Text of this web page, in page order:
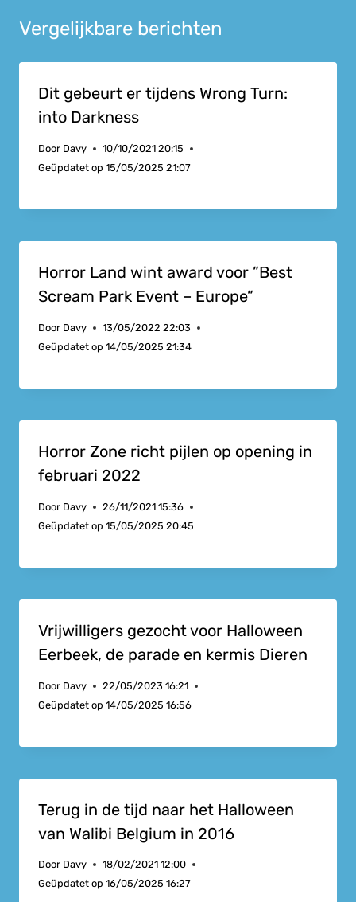
Vergelijkbare berichten
Dit gebeurt er tijdens Wrong Turn:
into Darkness
Door Davy
10/10/2021 20:15
Geüpdatet op 15/05/2025 21:07
Horror Land wint award voor ”Best
Scream Park Event – Europe”
Door Davy
13/05/2022 22:03
Geüpdatet op 14/05/2025 21:34
Horror Zone richt pijlen op opening in
februari 2022
Door Davy
26/11/2021 15:36
Geüpdatet op 15/05/2025 20:45
Vrijwilligers gezocht voor Halloween
Eerbeek, de parade en kermis Dieren
Door Davy
22/05/2023 16:21
Geüpdatet op 14/05/2025 16:56
Terug in de tijd naar het Halloween
van Walibi Belgium in 2016
Door Davy
18/02/2021 12:00
Geüpdatet op 16/05/2025 16:27